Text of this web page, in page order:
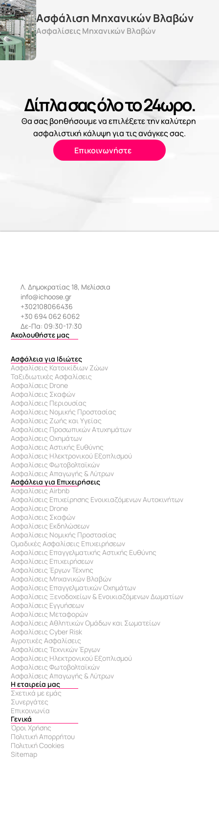
Ασφάλιση Μηχανικών Βλαβών
Ασφαλίσεις Μηχανικών Βλαβών
Δίπλα σας όλο το 24ωρο.
Θα σας βοηθήσουμε να επιλέξετε την καλύτερη
ασφαλιστική κάλυψη για τις ανάγκες σας.
Επικοινωνήστε
Λ. Δημοκρατίας 18, Μελίσσια
info@ichoose.gr
+302108066436
+30 694 062 6062
Δε-Πα: 09:30-17:30
Ακολουθήστε μας
Ασφάλεια για Ιδιώτες
Ασφαλίσεις Κατοικίδιων Ζώων
Ταξιδιωτικές Ασφαλίσεις
Ασφαλίσεις Drone
Ασφαλίσεις Σκαφών
Ασφαλίσεις Περιουσίας
Ασφαλίσεις Νομικής Προστασίας
Ασφαλίσεις Ζωής και Υγείας
Ασφαλίσεις Προσωπικών Ατυχημάτων
Ασφαλίσεις Οχημάτων
Ασφαλίσεις Αστικής Ευθύνης
Ασφαλίσεις Ηλεκτρονικού Εξοπλισμού
Ασφαλίσεις Φωτοβολταϊκών
Ασφαλίσεις Απαγωγής & Λύτρων
Ασφάλεια για Επιχειρήσεις
Ασφαλίσεις Airbnb
Ασφαλίσεις Επιχείρησης Ενοικιαζόμενων Αυτοκινήτων
Ασφαλίσεις Drone
Ασφαλίσεις Σκαφών
Ασφαλίσεις Εκδηλώσεων
Ασφαλίσεις Νομικής Προστασίας
Ομαδικές Ασφαλίσεις Επιχειρήσεων
Ασφαλίσεις Επαγγελματικής Αστικής Ευθύνης
Ασφαλίσεις Επιχειρήσεων
Ασφαλίσεις Έργων Τέχνης
Ασφαλίσεις Μηχανικών Βλαβών
Ασφαλίσεις Επαγγελματικών Οχημάτων
Ασφαλίσεις Ξενοδοχείων & Eνοικιαζόμενων Δωματίων
Ασφαλίσεις Εγγυήσεων
Ασφαλίσεις Μεταφορών
Ασφαλίσεις Αθλητικών Ομάδων και Σωματείων
Ασφαλίσεις Cyber Risk
Αγροτικές Ασφαλίσεις
Ασφαλίσεις Τεχνικών Έργων
Ασφαλίσεις Ηλεκτρονικού Εξοπλισμού
Ασφαλίσεις Φωτοβολταϊκών
Ασφαλίσεις Απαγωγής & Λύτρων
Η εταιρεία μας
Σχετικά με εμάς
Συνεργάτες
Επικοινωνία
Γενικά
Όροι Χρήσης
Πολιτική Απορρήτου
Πολιτική Cookies
Sitemap